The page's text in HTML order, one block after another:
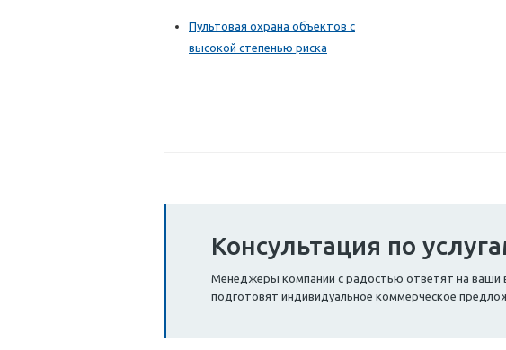
Пультовая охрана объектов с
высокой степенью риска
Консультация по
Менеджеры компании с радостью ответят на ваши
подготовят индивидуальное коммерческое